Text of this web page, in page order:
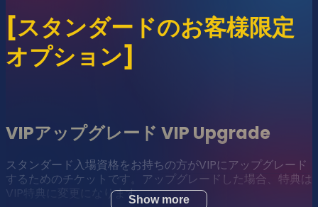
[スタンダードのお客様限定
オプション]
VIPアップグレード VIP Upgrade
スタンダード入場資格をお持ちの方がVIPにアップグレード
するためのチケットです。アップグレードした場合、特典は
VIP特典に変更になります。Show more